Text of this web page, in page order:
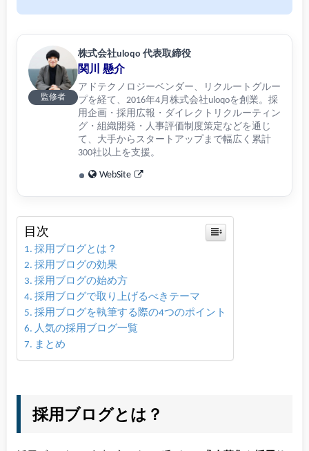
監修者
株式会社uloqo 代表取締役
関川 懸介
アドテクノロジーベンダー、リクルートグルー
プを経て、2016年4月株式会社uloqoを創業。採
用企画・採用広報・ダイレクトリクルーティン
グ・組織開発・人事評価制度策定などを通じ
て、大手からスタートアップまで幅広く累計
300社以上を支援。
WebSite
目次
採用ブログとは？
採用ブログの効果
採用ブログの始め方
採用ブログで取り上げるべきテーマ
採用ブログを執筆する際の4つのポイント
人気の採用ブログ一覧
まとめ
採用ブログとは？